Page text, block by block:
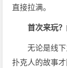
直接拉满。
首次来玩？
无论是线
扑克人的故事才